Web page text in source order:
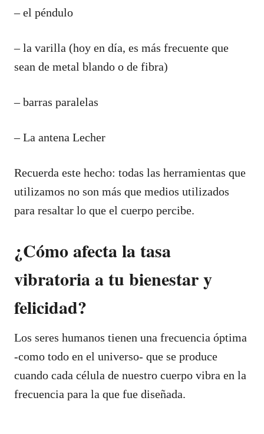
– el péndulo
– la varilla (hoy en día, es más frecuente que
sean de metal blando o de fibra)
– barras paralelas
– La antena Lecher
Recuerda este hecho: todas las herramientas que
utilizamos no son más que medios utilizados
para resaltar lo que el cuerpo percibe.
¿Cómo afecta la tasa
vibratoria a tu bienestar y
felicidad?
Los seres humanos tienen una frecuencia óptima
-como todo en el universo- que se produce
cuando cada célula de nuestro cuerpo vibra en la
frecuencia para la que fue diseñada.